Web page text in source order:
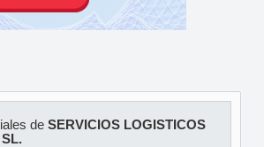
de SERVICIOS LOGISTICOS